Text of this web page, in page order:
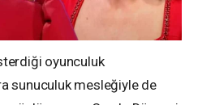
oyunculuk
sunuculuk mesleğiyle de